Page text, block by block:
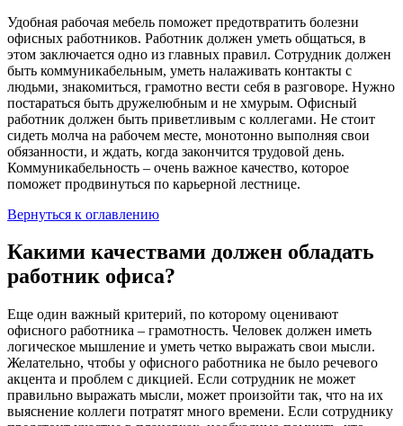
Удобная рабочая мебель поможет предотвратить болезни
офисных работников. Работник должен уметь общаться, в
этом заключается одно из главных правил. Сотрудник должен
быть коммуникабельным, уметь налаживать контакты с
людьми, знакомиться, грамотно вести себя в разговоре. Нужно
постараться быть дружелюбным и не хмурым. Офисный
работник должен быть приветливым с коллегами. Не стоит
сидеть молча на рабочем месте, монотонно выполняя свои
обязанности, и ждать, когда закончится трудовой день.
Коммуникабельность – очень важное качество, которое
поможет продвинуться по карьерной лестнице.
Вернуться к оглавлению
Какими качествами должен обладать
работник офиса?
Еще один важный критерий, по которому оценивают
офисного работника – грамотность. Человек должен иметь
логическое мышление и уметь четко выражать свои мысли.
Желательно, чтобы у офисного работника не было речевого
акцента и проблем с дикцией. Если сотрудник не может
правильно выражать мысли, может произойти так, что на их
выяснение коллеги потратят много времени. Если сотруднику